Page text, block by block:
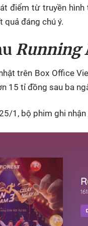
điểm từ truyền
đáng chú ý.
Running
trên Box Office
15 tỉ đồng sau ba
1, bộ phim ghi